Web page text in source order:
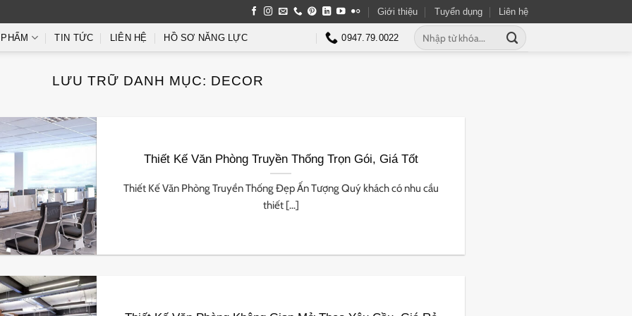
Giới thiệu Tuyển dụng Liên hệ
TIN TỨC LIÊN HỆ HỒ SƠ NĂNG LỰC 0947.79.0022
LƯU TRỮ DANH MỤC: DECOR
Thiết Kế Văn Phòng Truyền Thống Trọn Gói, Giá Tốt
Thiết Kế Văn Phòng Truyền Thống Đẹp Ấn Tượng Quý khách có nhu cầu
thiết [...]